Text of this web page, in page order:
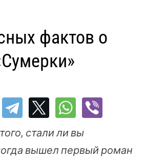
фактов о
стали ли вы
вышел первый роман